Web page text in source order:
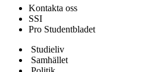
Kontakta oss
SSI
Pro Studentbladet
Studieliv
Samhället